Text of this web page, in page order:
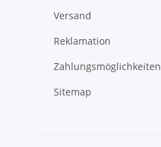
Versand
Reklamation
Zahlungsmöglichkeiten
Sitemap